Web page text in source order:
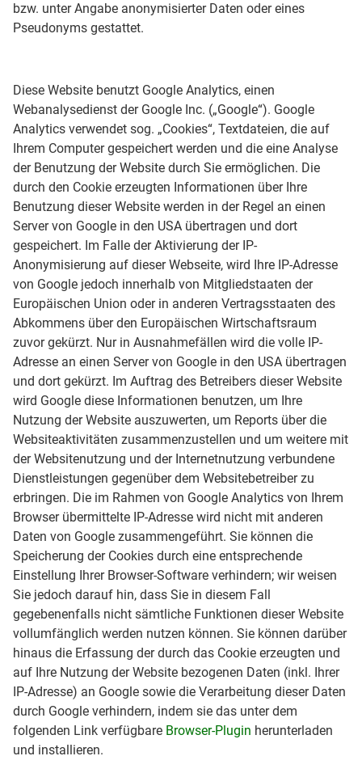
bzw. unter Angabe anonymisierter Daten oder eines
Pseudonyms gestattet.
Diese Website benutzt Google Analytics, einen
Webanalysedienst der Google Inc. („Google“). Google
Analytics verwendet sog. „Cookies“, Textdateien, die auf
Ihrem Computer gespeichert werden und die eine Analyse
der Benutzung der Website durch Sie ermöglichen. Die
durch den Cookie erzeugten Informationen über Ihre
Benutzung dieser Website werden in der Regel an einen
Server von Google in den USA übertragen und dort
gespeichert. Im Falle der Aktivierung der IP-
Anonymisierung auf dieser Webseite, wird Ihre IP-Adresse
von Google jedoch innerhalb von Mitgliedstaaten der
Europäischen Union oder in anderen Vertragsstaaten des
Abkommens über den Europäischen Wirtschaftsraum
zuvor gekürzt. Nur in Ausnahmefällen wird die volle IP-
Adresse an einen Server von Google in den USA übertragen
und dort gekürzt. Im Auftrag des Betreibers dieser Website
wird Google diese Informationen benutzen, um Ihre
Nutzung der Website auszuwerten, um Reports über die
Websiteaktivitäten zusammenzustellen und um weitere mit
der Websitenutzung und der Internetnutzung verbundene
Dienstleistungen gegenüber dem Websitebetreiber zu
erbringen. Die im Rahmen von Google Analytics von Ihrem
Browser übermittelte IP-Adresse wird nicht mit anderen
Daten von Google zusammengeführt. Sie können die
Speicherung der Cookies durch eine entsprechende
Einstellung Ihrer Browser-Software verhindern; wir weisen
Sie jedoch darauf hin, dass Sie in diesem Fall
gegebenenfalls nicht sämtliche Funktionen dieser Website
vollumfänglich werden nutzen können. Sie können darüber
hinaus die Erfassung der durch das Cookie erzeugten und
auf Ihre Nutzung der Website bezogenen Daten (inkl. Ihrer
IP-Adresse) an Google sowie die Verarbeitung dieser Daten
durch Google verhindern, indem sie das unter dem
folgenden Link verfügbare Browser-Plugin herunterladen
und installieren.